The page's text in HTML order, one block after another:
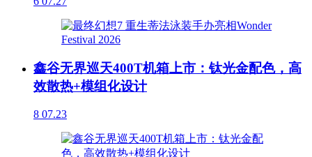
鑫谷无界巡天400T机箱上市：钛光金配色，高
效散热+模组化设计
8 07.23